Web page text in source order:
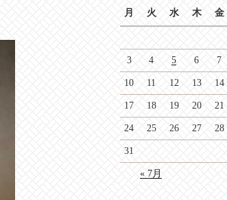
月
火 水 木 金
3 4 5 6 7
10 11 12 13 14
17 18 19 20 21
24 25 26 27 28
31
« 7月